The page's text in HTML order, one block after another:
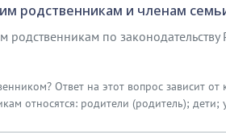
родственникам и членам
родственникам по
Ответ на этот вопрос зависит
относятся: родители (родитель); дети;